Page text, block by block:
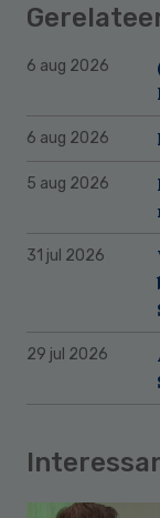
6 aug 2026
6 aug 2026
5 aug 2026
31 jul 2026
29 jul 2026